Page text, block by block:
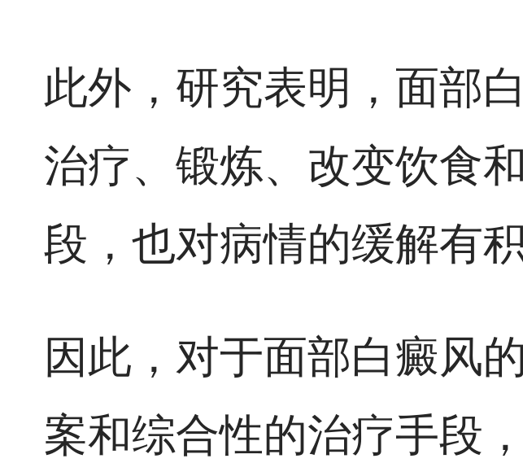
此外，研究表明，面部
治疗、锻炼、改变饮食
段，也对病情的缓解有
因此，对于面部白癜风
案和综合性的治疗手段